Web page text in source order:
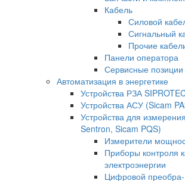
Кабель
Силовой
Сигнальный
Прочие
Панели оператора
Сервисные позиции
Автоматизация в энергетике
Устройства РЗА
Устройства АСУ (Sicam
Устройства для
Sentron, Sicam PQS)
Измерители
Приборы контроля
электроэнергии
Цифровой преобра-